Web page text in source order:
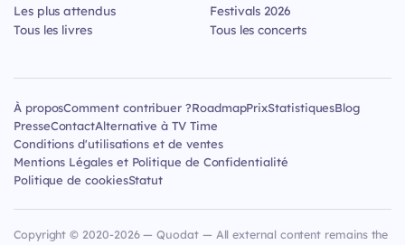
Les plus attendus
Tous les livres
Festivals 2026
Tous les concerts
À proposComment contribuer ?RoadmapPrixStatistiquesBlog
PresseContactAlternative à TV Time
Conditions d'utilisations et de ventes
Mentions Légales et Politique de Confidentialité
Politique de cookiesStatut
Copyright © 2020-2026 — Quodat — All external content remains the